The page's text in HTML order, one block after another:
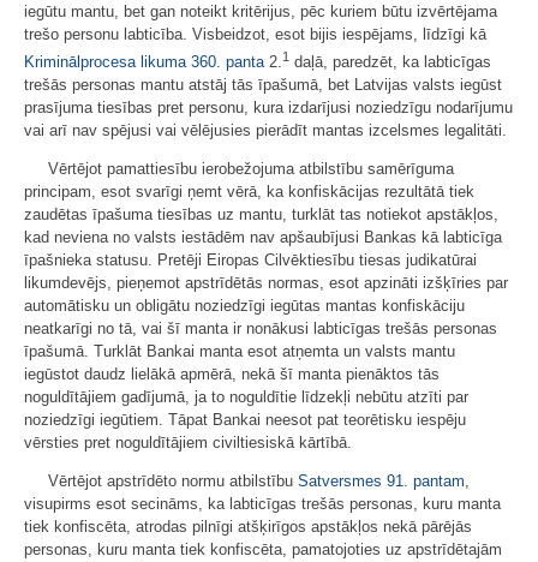
iegūtu mantu, bet gan noteikt kritērijus, pēc kuriem būtu izvērtējama
trešo personu labticība. Visbeidzot, esot bijis iespējams, līdzīgi kā
Kriminālprocesa likuma 360. panta2.1 daļā, paredzēt, ka labticīgas
trešās personas mantu atstāj tās īpašumā, bet Latvijas valsts iegūst
prasījuma tiesības pret personu, kura izdarījusi noziedzīgu nodarījumu
vai arī nav spējusi vai vēlējusies pierādīt mantas izcelsmes legalitāti.
Vērtējot pamattiesību ierobežojuma atbilstību samērīguma
principam, esot svarīgi ņemt vērā, ka konfiskācijas rezultātā tiek
zaudētas īpašuma tiesības uz mantu, turklāt tas notiekot apstākļos,
kad neviena no valsts iestādēm nav apšaubījusi Bankas kā labticīga
īpašnieka statusu. Pretēji Eiropas Cilvēktiesību tiesas judikatūrai
likumdevējs, pieņemot apstrīdētās normas, esot apzināti izšķīries par
automātisku un obligātu noziedzīgi iegūtas mantas konfiskāciju
neatkarīgi no tā, vai šī manta ir nonākusi labticīgas trešās personas
īpašumā. Turklāt Bankai manta esot atņemta un valsts mantu
iegūstot daudz lielākā apmērā, nekā šī manta pienāktos tās
noguldītājiem gadījumā, ja to noguldītie līdzekļi nebūtu atzīti par
noziedzīgi iegūtiem. Tāpat Bankai neesot pat teorētisku iespēju
vērsties pret noguldītājiem civiltiesiskā kārtībā.
Vērtējot apstrīdēto normu atbilstību Satversmes 91. pantam,
visupirms esot secināms, ka labticīgas trešās personas, kuru manta
tiek konfiscēta, atrodas pilnīgi atšķirīgos apstākļos nekā pārējās
personas, kuru manta tiek konfiscēta, pamatojoties uz apstrīdētajām